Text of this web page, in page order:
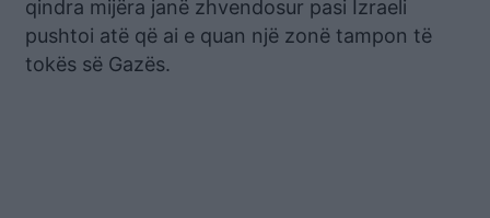
qindra mijëra janë zhvendosur pasi Izraeli
pushtoi atë që ai e quan një zonë tampon të
tokës së Gazës.